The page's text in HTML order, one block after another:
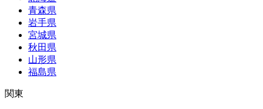
青森県
岩手県
宮城県
秋田県
山形県
福島県
関東